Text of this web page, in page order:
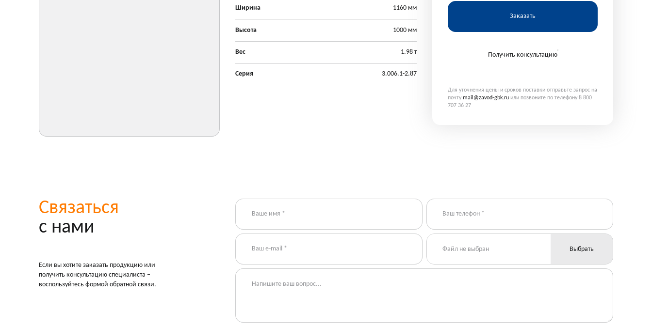
Ширина 1160 мм
Высота 1000 мм
Вес 1.98 т
Серия 3.006.1-2.87
Заказать
Получить консультацию
Для уточнения цены и сроков поставки отправьте запрос на
почту mail@zavod-gbk.ruили позвоните по телефону 8 800
707 36 27
Связаться
с нами
Если вы хотите заказать продукцию или
получить консультацию специалиста –
воспользуйтесь формой обратной связи.
Файл не выбран Выбрать